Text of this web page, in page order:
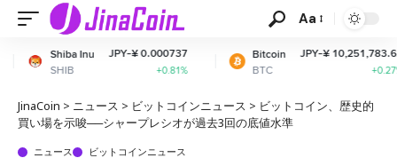
Aa
JPY-¥ 0.000737
+0.81%
Bitcoin
BTC
JPY-¥ 10,251,783.62
ETH
JinaCoin > ニュース > ビットコインニュース > ビットコイン、歴史的
買い場を示唆──シャープレシオが過去3回の底値水準
ニュース ビットコインニュース